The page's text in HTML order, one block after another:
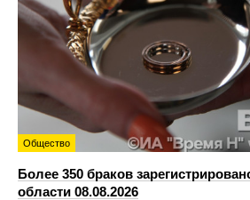
Общество
Более 350 браков
области 08.08.2026